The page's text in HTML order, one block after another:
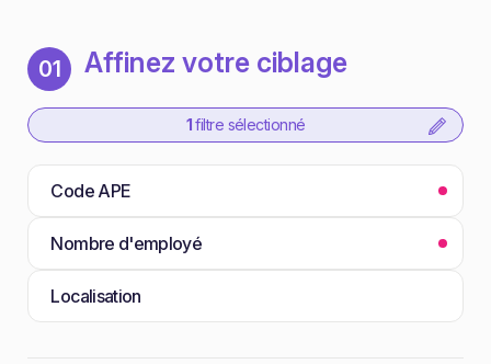
01 Affinez votre ciblage
1 filtre sélectionné
Code APE
Nombre d'employé
Localisation